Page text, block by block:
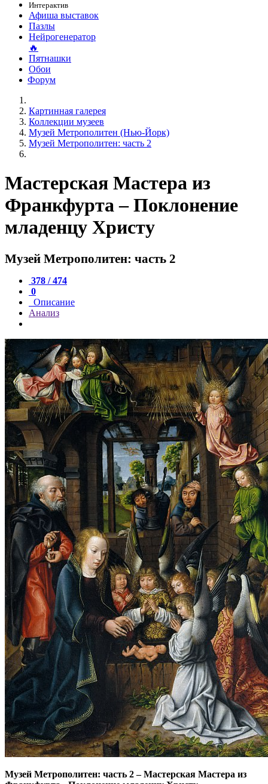
Интерактив
Афиша выставок
Пазлы
Нейрогенератор
🔥
Пятнашки
Обои
Форум
Картинная галерея
Коллекции музеев
Музей Метрополитен (Нью-Йорк)
Музей Метрополитен: часть 2
Мастерская Мастера из
Франкфурта – Поклонение
младенцу Христу
Музей Метрополитен: часть 2
378 / 474
0
Описание
Анализ
Музей Метрополитен: часть 2–Мастерская Мастера из